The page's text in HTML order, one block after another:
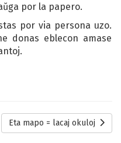
por la papero.
por via persona uzo.
donas eblecon amase
Sekva novaĵo :
Eta mapo = lacaj okuloj